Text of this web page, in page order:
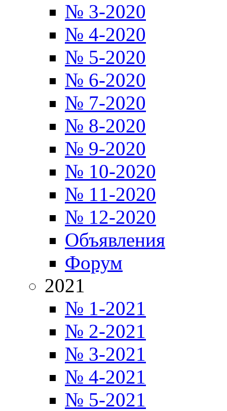
№ 3-2020
№ 4-2020
№ 5-2020
№ 6-2020
№ 7-2020
№ 8-2020
№ 9-2020
№ 10-2020
№ 11-2020
№ 12-2020
Объявления
Форум
2021
№ 1-2021
№ 2-2021
№ 3-2021
№ 4-2021
№ 5-2021